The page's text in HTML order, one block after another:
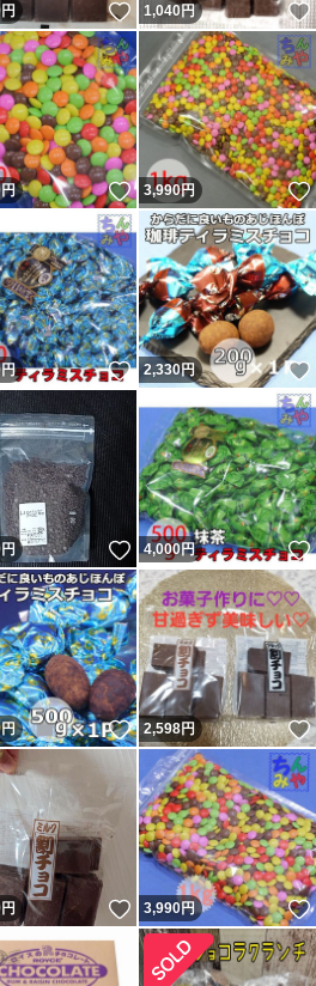
！
円 いいね！
1,040円
！
円 いいね！
3,990円
！
円 いいね！
2,330円
！
円 いいね！
4,000円
！
円 いいね！
2,598円
！
円 いいね！
3,990円